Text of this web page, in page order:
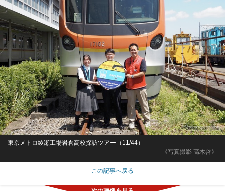
《写真撮影 高木啓》
東京メトロ綾瀬工場岩倉高校探訪ツアー（11/44）
この記事へ戻る